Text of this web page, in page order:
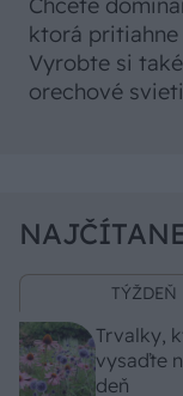
Chcete
ktorá pritiahne
Vyrobte si
orechové
TÝŽDEŇ
Trvalky,
vysaďte
deň